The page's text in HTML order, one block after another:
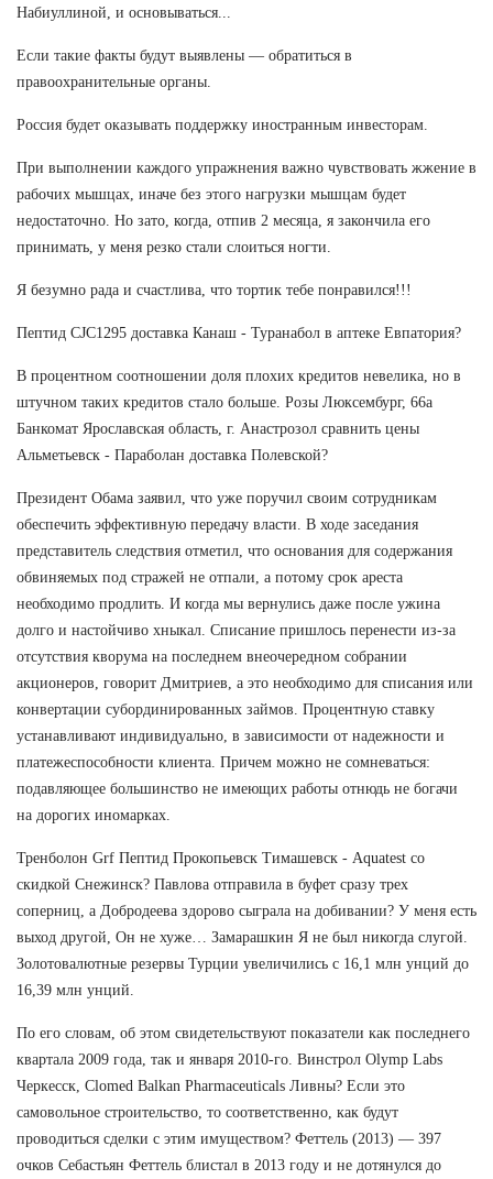
Набиуллиной, и основываться...
Если такие факты будут выявлены — обратиться в
правоохранительные органы.
Россия будет оказывать поддержку иностранным инвесторам.
При выполнении каждого упражнения важно чувствовать жжение в
рабочих мышцах, иначе без этого нагрузки мышцам будет
недостаточно. Но зато, когда, отпив 2 месяца, я закончила его
принимать, у меня резко стали слоиться ногти.
Я безумно рада и счастлива, что тортик тебе понравился!!!
Пептид CJC1295 доставка Канаш - Туранабол в аптеке Евпатория?
В процентном соотношении доля плохих кредитов невелика, но в
штучном таких кредитов стало больше. Розы Люксембург, 66а
Банкомат Ярославская область, г. Анастрозол сравнить цены
Альметьевск - Параболан доставка Полевской?
Президент Обама заявил, что уже поручил своим сотрудникам
обеспечить эффективную передачу власти. В ходе заседания
представитель следствия отметил, что основания для содержания
обвиняемых под стражей не отпали, а потому срок ареста
необходимо продлить. И когда мы вернулись даже после ужина
долго и настойчиво хныкал. Списание пришлось перенести из-за
отсутствия кворума на последнем внеочередном собрании
акционеров, говорит Дмитриев, а это необходимо для списания или
конвертации субординированных займов. Процентную ставку
устанавливают индивидуально, в зависимости от надежности и
платежеспособности клиента. Причем можно не сомневаться:
подавляющее большинство не имеющих работы отнюдь не богачи
на дорогих иномарках.
Тренболон Grf Пептид Прокопьевск Тимашевск - Aquatest со
скидкой Снежинск? Павлова отправила в буфет сразу трех
соперниц, а Добродеева здорово сыграла на добивании? У меня есть
выход другой, Он не хуже… Замарашкин Я не был никогда слугой.
Золотовалютные резервы Турции увеличились с 16,1 млн унций до
16,39 млн унций.
По его словам, об этом свидетельствуют показатели как последнего
квартала 2009 года, так и января 2010-го. Винстрол Olymp Labs
Черкесск, Clomed Balkan Pharmaceuticals Ливны? Если это
самовольное строительство, то соответственно, как будут
проводиться сделки с этим имуществом? Феттель (2013) — 397
очков Себастьян Феттель блистал в 2013 году и не дотянулся до